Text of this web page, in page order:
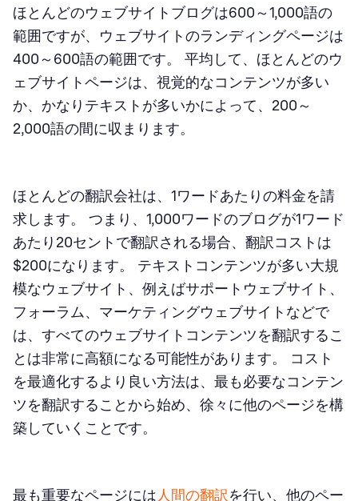
ほとんどのウェブサイトブログは600～1,000語の
範囲ですが、ウェブサイトのランディングページは
400～600語の範囲です。 平均して、ほとんどのウ
ェブサイトページは、視覚的なコンテンツが多い
か、かなりテキストが多いかによって、200～
2,000語の間に収まります。
ほとんどの翻訳会社は、1ワードあたりの料金を請
求します。 つまり、1,000ワードのブログが1ワード
あたり20セントで翻訳される場合、翻訳コストは
$200になります。 テキストコンテンツが多い大規
模なウェブサイト、例えばサポートウェブサイト、
フォーラム、マーケティングウェブサイトなどで
は、すべてのウェブサイトコンテンツを翻訳するこ
とは非常に高額になる可能性があります。 コスト
を最適化するより良い方法は、最も必要なコンテン
ツを翻訳することから始め、徐々に他のページを構
築していくことです。
最も重要なページには 人間の翻訳を行い、他のペー